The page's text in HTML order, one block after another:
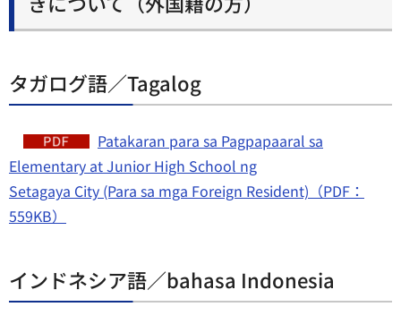
タガログ語／Tagalog
Patakaran para sa Pagpapaaral sa
Elementary at Junior High School ng
Setagaya City (Para sa mga Foreign Resident)（PDF：
559KB）
インドネシア語／bahasa Indonesia